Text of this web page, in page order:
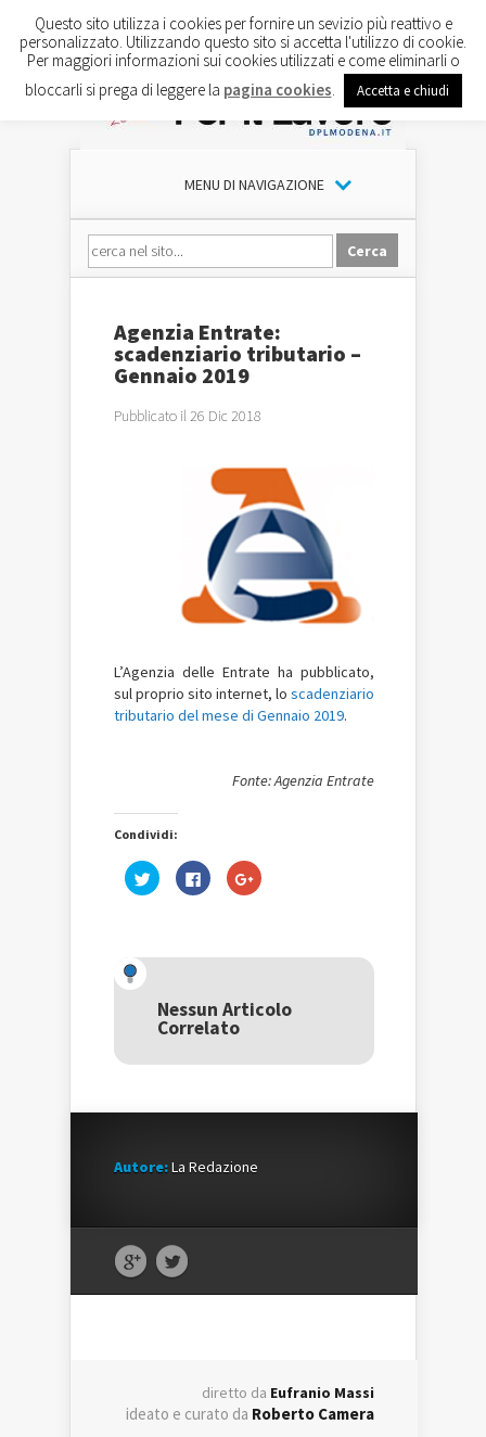
MENU DI NAVIGAZIONE
Agenzia Entrate:
scadenziario tributario –
Gennaio 2019
Pubblicato il 26 Dic 2018
L’Agenzia delle Entrate ha pubblicato,
sul proprio sito internet, lo scadenziario
tributario del mese di Gennaio 2019.
Fonte: Agenzia Entrate
Condividi:
Fai
clic
una
nuova
finestra)
Fai
clic
nuova
finestra)
Fai
clic
una
nuova
Nessun Articolo
Correlato
Autore:La Redazione
diretto da Eufranio Massi
ideato e curato da Roberto Camera
Questo sito utilizza i cookies per fornire un sevizio più reattivo e
personalizzato. Utilizzando questo sito si accetta l'utilizzo di cookie.
Per maggiori informazioni sui cookies utilizzati e come eliminarli o
bloccarli si prega di leggere la pagina cookies Accetta e chiudi